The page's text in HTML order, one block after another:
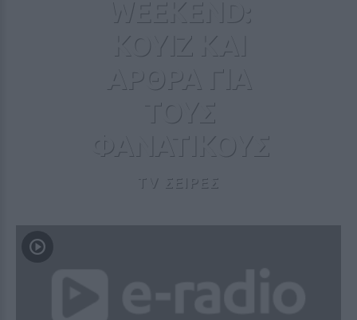
WEEKEND:
ΚΟΥΙΖ ΚΑΙ
ΑΡΘΡΑ ΓΙΑ
ΤΟΥΣ
ΦΑΝΑΤΙΚΟΥΣ
TV ΣΕΙΡΕΣ